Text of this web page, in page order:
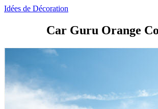
Idées de Décoration
Car Guru Orange